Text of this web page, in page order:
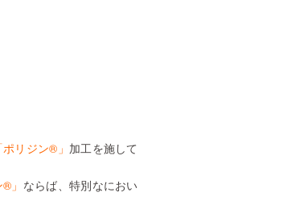
ポリジン®」 加工を施して
」 ならば、特別なにおい